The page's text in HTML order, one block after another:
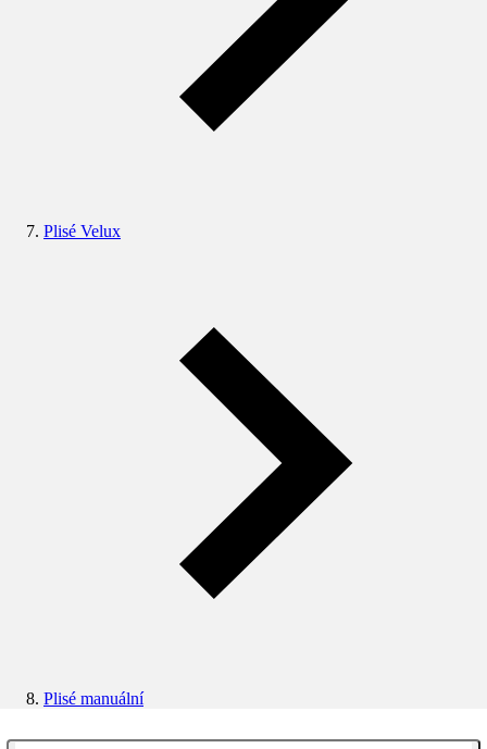
Plisé Velux
Plisé manuální